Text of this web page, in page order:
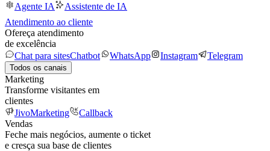
Agente IA
Assistente de IA
Atendimento ao cliente
Ofereça atendimento
de excelência
Chat para sitesChatbot WhatsApp Instagram Telegram
Todos os canais
Marketing
Transforme visitantes em
clientes
JivoMarketing
Callback
Vendas
Feche mais negócios, aumente o ticket
e cresça sua base de clientes